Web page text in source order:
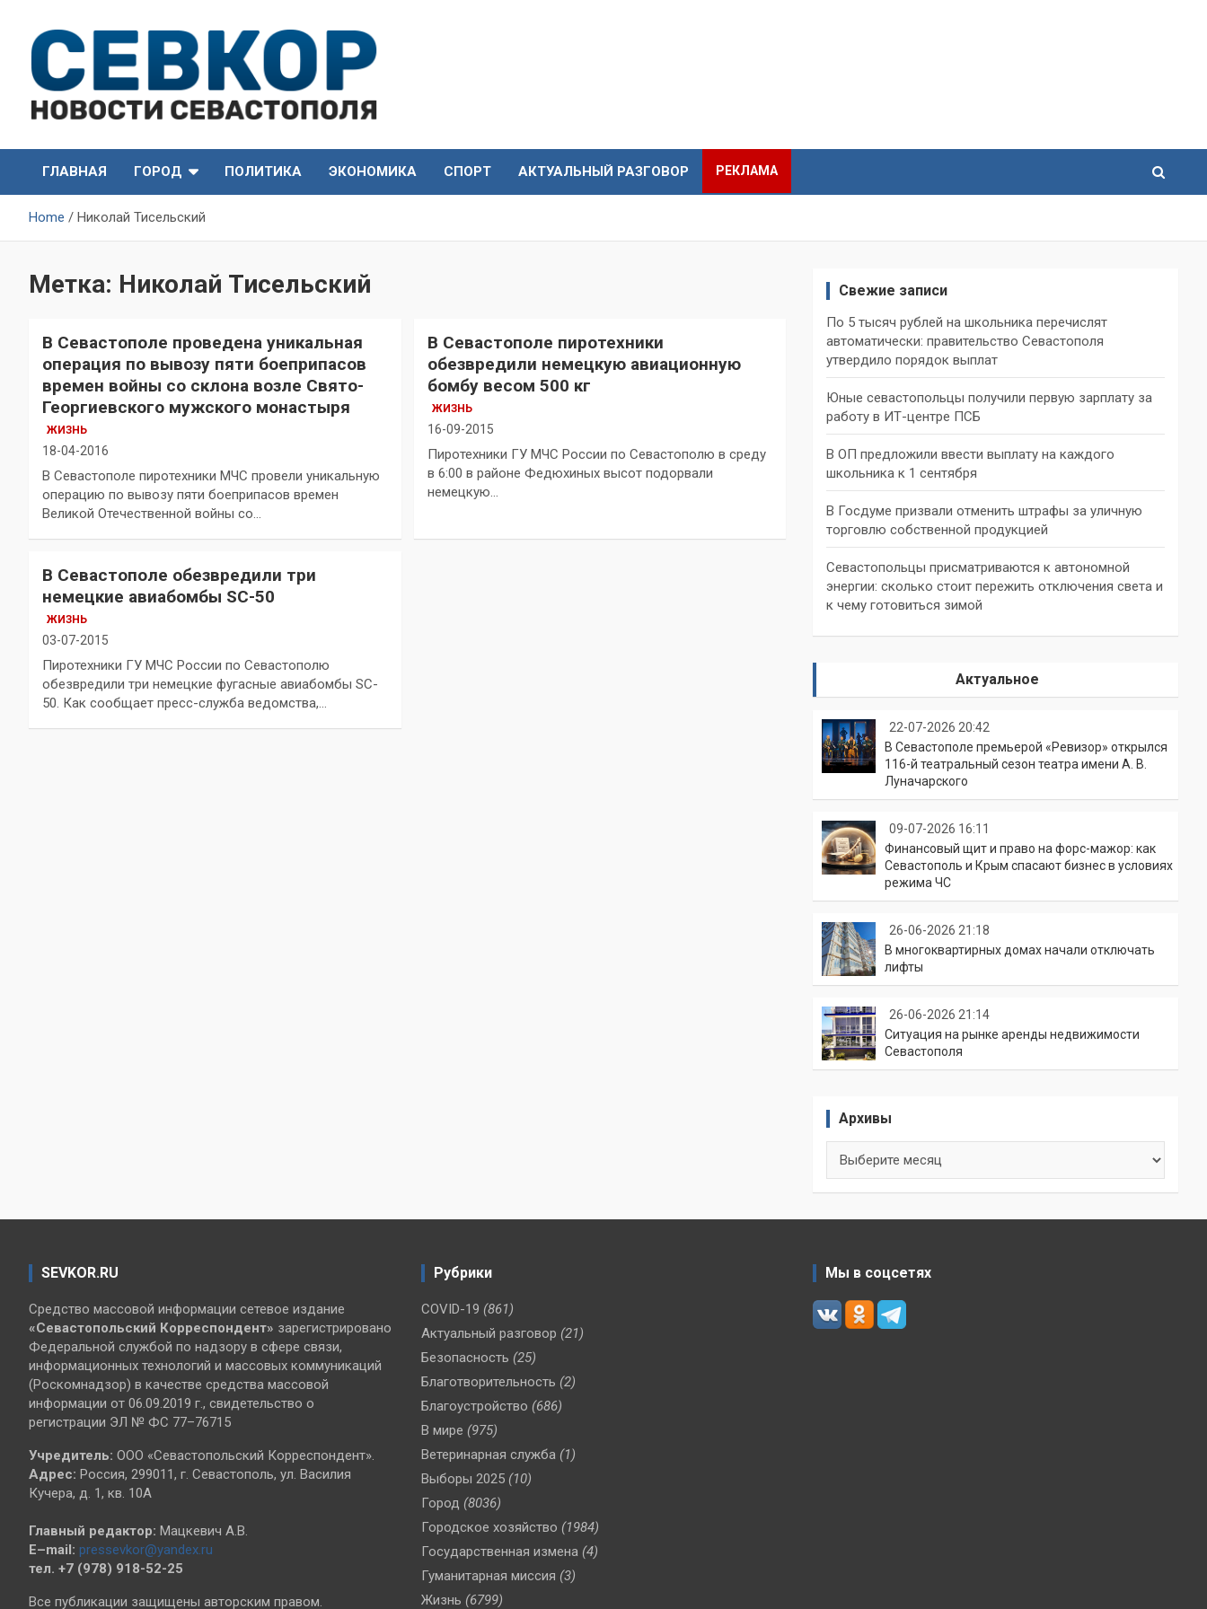
content
СевКор — Новости
Севастополя
Севастополя
ГЛАВНАЯ
ГОРОД ПОЛИТИКА ЭКОНОМИКА СПОРТ АКТУАЛЬНЫЙ РАЗГОВОР РЕКЛАМА
Home Николай Тисельский
Метка: Николай Тисельский
В Севастополе проведена уникальная
операция по вывозу пяти боеприпасов
времен войны со склона возле Свято-
Георгиевского мужского монастыря
ЖИЗНЬ
18-04-2016
В Севастополе пиротехники МЧС провели уникальную
операцию по вывозу пяти боеприпасов времен
Великой Отечественной войны со…
В Севастополе пиротехники
обезвредили немецкую авиационную
бомбу весом 500 кг
ЖИЗНЬ
16-09-2015
Пиротехники ГУ МЧС России по Севастополю в среду
в 6:00 в районе Федюхиных высот подорвали
немецкую…
В Севастополе обезвредили три
немецкие авиабомбы SC-50
ЖИЗНЬ
03-07-2015
Пиротехники ГУ МЧС России по Севастополю
обезвредили три немецкие фугасные авиабомбы SC-
50. Как сообщает пресс-служба ведомства,…
Свежие записи
По 5 тысяч рублей на школьника перечислят
автоматически: правительство Севастополя
утвердило порядок выплат
Юные севастопольцы получили первую зарплату за
работу в ИТ-центре ПСБ
В ОП предложили ввести выплату на каждого
школьника к 1 сентября
В Госдуме призвали отменить штрафы за уличную
торговлю собственной продукцией
Севастопольцы присматриваются к автономной
энергии: сколько стоит пережить отключения света и
к чему готовиться зимой
Актуальное
22-07-2026 20:42
В Севастополе премьерой «Ревизор» открылся
116-й театральный сезон театра имени А. В.
Луначарского
09-07-2026 16:11
Финансовый щит и право на форс-мажор: как
Севастополь и Крым спасают бизнес в условиях
режима ЧС
26-06-2026 21:18
В многоквартирных домах начали отключать
лифты
26-06-2026 21:14
Ситуация на рынке аренды недвижимости
Севастополя
Архивы
SEVKOR.RU
Средство массовой информации сетевое издание
«Севастопольский Корреспондент» зарегистрировано
Федеральной службой по надзору в сфере связи,
информационных технологий и массовых коммуникаций
(Роскомнадзор) в качестве средства массовой
информации от 06.09.2019 г., свидетельство о
регистрации ЭЛ № ФС 77–76715
Учредитель: ООО «Севастопольский Корреспондент».
Адрес: Россия, 299011, г. Севастополь, ул. Василия
Кучера, д. 1, кв. 10А
Главный редактор: Мацкевич А.В.
E–mail: pressevkor@yandex.ru
тел. +7 (978) 918-52-25
Все публикации защищены авторским правом.
Рубрики
COVID-19 (861)
Актуальный разговор (21)
Безопасность (25)
Благотворительность (2)
Благоустройство (686)
В мире (975)
Ветеринарная служба (1)
Выборы 2025 (10)
Город (8036)
Городское хозяйство (1984)
Государственная измена (4)
Гуманитарная миссия (3)
Жизнь (6799)
Мы в соцсетях